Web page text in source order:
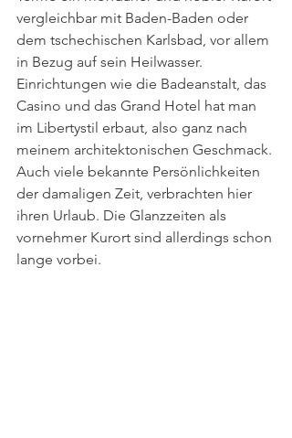
vergleichbar mit Baden-Baden oder
dem tschechischen Karlsbad, vor allem
in Bezug auf sein Heilwasser.
Einrichtungen wie die Badeanstalt, das
Casino und das Grand Hotel hat man
im Libertystil erbaut, also ganz nach
meinem architektonischen Geschmack.
Auch viele bekannte Persönlichkeiten
der damaligen Zeit, verbrachten hier
ihren Urlaub. Die Glanzzeiten als
vornehmer Kurort sind allerdings schon
lange vorbei.